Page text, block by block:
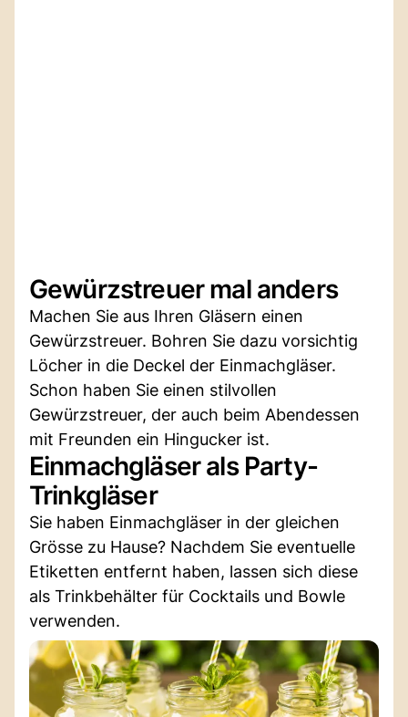
Gewürzstreuer mal anders
Machen Sie aus Ihren Gläsern einen
Gewürzstreuer. Bohren Sie dazu vorsichtig
Löcher in die Deckel der Einmachgläser.
Schon haben Sie einen stilvollen
Gewürzstreuer, der auch beim Abendessen
mit Freunden ein Hingucker ist.
Einmachgläser als Party-
Trinkgläser
Sie haben Einmachgläser in der gleichen
Grösse zu Hause? Nachdem Sie eventuelle
Etiketten entfernt haben, lassen sich diese
als Trinkbehälter für Cocktails und Bowle
verwenden.